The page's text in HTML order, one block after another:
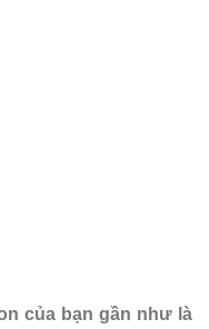
của bạn gần như là